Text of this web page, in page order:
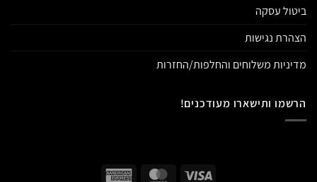
ביטול עסקה
הצהרת נגישות
מדיניות משלוחים והחלפות/החזרות
הרשמו ותישארו מעודכנים!